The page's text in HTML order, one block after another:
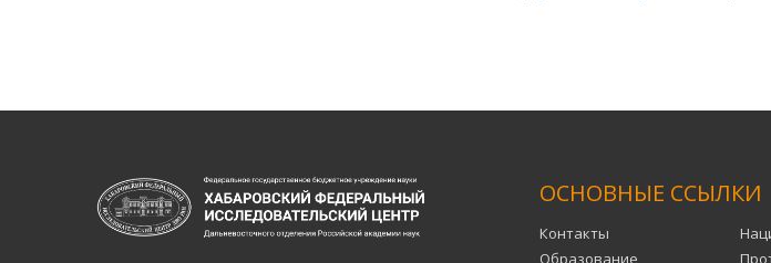
ОСНОВНЫЕ ССЫЛКИ
Контакты
Образование